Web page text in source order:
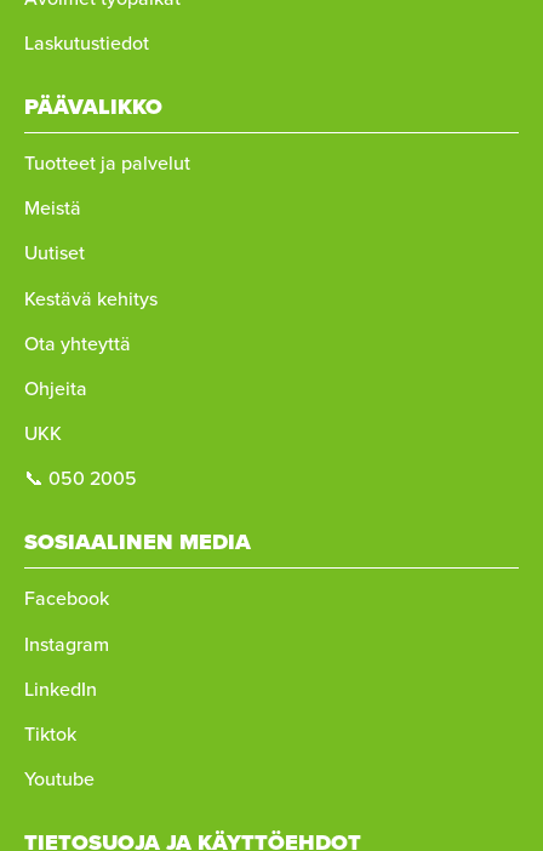
Laskutustiedot
PÄÄVALIKKO
Tuotteet ja palvelut
Meistä
Uutiset
Kestävä kehitys
Ota yhteyttä
Ohjeita
UKK
📞 050 2005
SOSIAALINEN MEDIA
Facebook
Instagram
LinkedIn
Tiktok
Youtube
TIETOSUOJA JA KÄYTTÖEHDOT